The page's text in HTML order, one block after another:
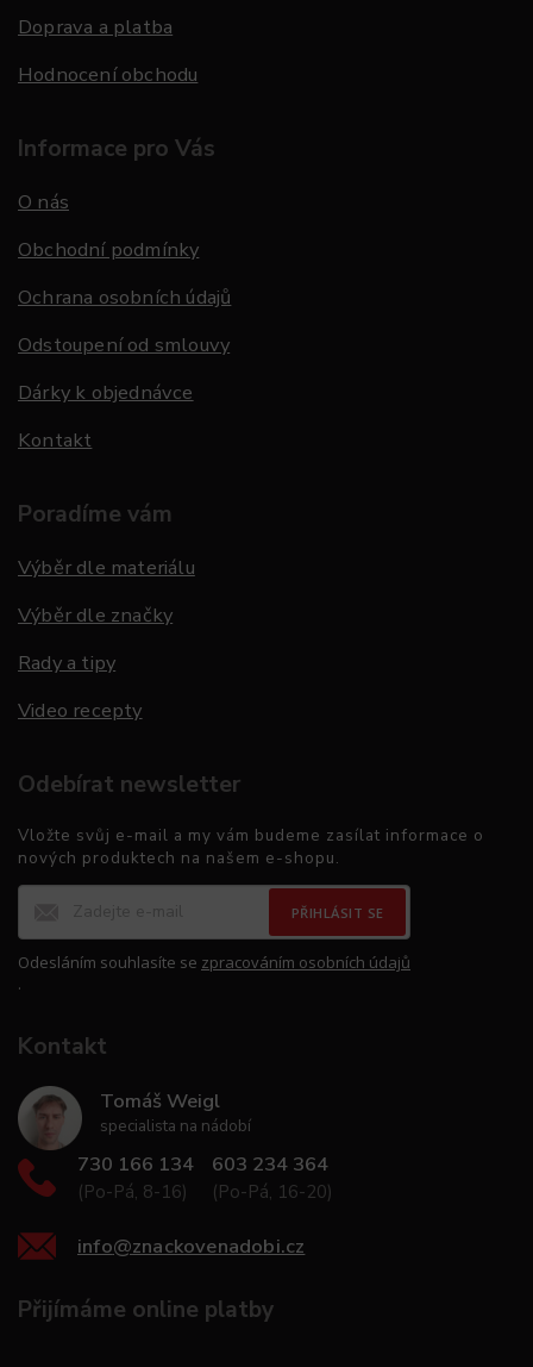
Doprava a platba
Hodnocení obchodu
Informace pro Vás
O nás
Obchodní podmínky
Ochrana osobních údajů
Odstoupení od smlouvy
Dárky k objednávce
Kontakt
Poradíme vám
Výběr dle materiálu
Výběr dle značky
Rady a tipy
Video recepty
Odebírat newsletter
Vložte svůj e-mail a my vám budeme zasílat informace o
nových produktech na našem e-shopu.
PŘIHLÁSIT SE
Odesláním souhlasíte se zpracováním osobních údajů
.
Kontakt
Tomáš Weigl
specialista na nádobí
730 166 134
(Po-Pá, 8-16)
603 234 364
(Po-Pá, 16-20)
info@znackovenadobi.cz
Přijímáme online platby